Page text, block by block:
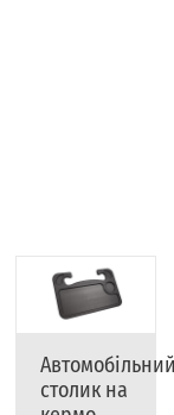
столик на